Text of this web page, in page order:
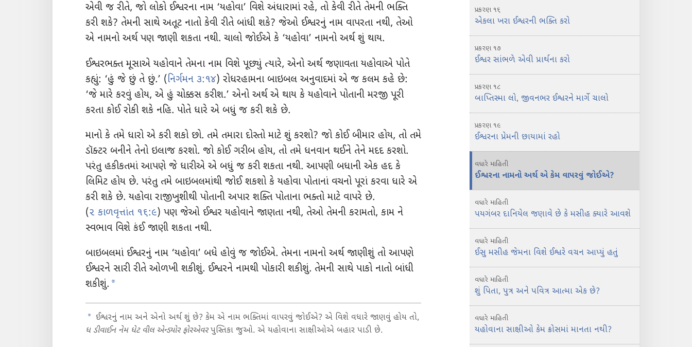
એવી જ રીતે, જો લોકો ઈશ્વરના નામ ‘યહોવા’ વિશે અંધારામાં રહે, તો કેવી રીતે તેમની ભક્તિ
કરી શકે? તેમની સાથે અતૂટ નાતો કેવી રીતે બાંધી શકે? જેઓ ઈશ્વરનું નામ વાપરતા નથી, તેઓ
એ નામનો અર્થ પણ જાણી શકતા નથી. ચાલો જોઈએ કે ‘યહોવા’ નામનો અર્થ શું થાય.
ઈશ્વરભક્ત મૂસાએ યહોવાને તેમના નામ વિશે પૂછ્યું ત્યારે, એનો અર્થ જણાવતા યહોવાએ પોતે
કહ્યું: ‘હું જે છું તે છું.’ (નિર્ગમન ૩:૧૪) રોધરહામના બાઇબલ અનુવાદમાં એ જ કલમ કહે છે:
‘જે મારે કરવું હોય, એ હું ચોક્કસ કરીશ.’ એનો અર્થ એ થાય કે યહોવાને પોતાની મરજી પૂરી
કરતા કોઈ રોકી શકે નહિ. પોતે ધારે એ બધું જ કરી શકે છે.
માનો કે તમે ધારો એ કરી શકો છો. તમે તમારા દોસ્તો માટે શું કરશો? જો કોઈ બીમાર હોય, તો તમે
ડૉક્ટર બનીને તેનો ઇલાજ કરશો. જો કોઈ ગરીબ હોય, તો તમે ધનવાન થઈને તેને મદદ કરશો.
પરંતુ હકીકતમાં આપણે જે ધારીએ એ બધું જ કરી શકતા નથી. આપણી બધાની એક હદ કે
લિમિટ હોય છે. પરંતુ તમે બાઇબલમાંથી જોઈ શકશો કે યહોવા પોતાનાં વચનો પૂરાં કરવા ધારે એ
કરી શકે છે. યહોવા રાજીખુશીથી પોતાની અપાર શક્તિ પોતાના ભક્તો માટે વાપરે છે.
(૨ કાળવૃત્તાંત ૧૬:૯) પણ જેઓ ઈશ્વર યહોવાને જાણતા નથી, તેઓ તેમની કરામતો, કામ ને
સ્વભાવ વિશે કંઈ જાણી શકતા નથી.
બાઇબલમાં ઈશ્વરનું નામ ‘યહોવા’ બધે હોવું જ જોઈએ. તેમના નામનો અર્થ જાણીશું તો આપણે
ઈશ્વરને સારી રીતે ઓળખી શકીશું. ઈશ્વરને નામથી પોકારી શકીશું. તેમની સાથે પાકો નાતો બાંધી
શકીશું. a
a ઈશ્વરનું નામ અને એનો અર્થ શું છે? કેમ એ નામ ભક્તિમાં વાપરવું જોઈએ? એ વિશે વધારે જાણવું હોય તો,
ધ ડીવાઈન નેમ ધેટ વીલ એન્ડ્યોર ફોરએવરપુસ્તિકા જુઓ. એ યહોવાના સાક્ષીઓએ બહાર પાડી છે.
પ્રકરણ ૧૬
એકલા ખરા ઈશ્વરની ભક્તિ કરો
પ્રકરણ ૧૭
ઈશ્વર સાંભળે એવી પ્રાર્થના કરો
પ્રકરણ ૧૮
બાપ્તિસ્મા લો, જીવનભર ઈશ્વરને માર્ગે ચાલો
પ્રકરણ ૧૯
ઈશ્વરના પ્રેમની છાયામાં રહો
વધારે માહિતી
ઈશ્વરના નામનો અર્થ એ કેમ વાપરવું જોઈએ?
વધારે માહિતી
પયગંબર દાનિયેલ જણાવે છે કે મસીહ ક્યારે આવશે
વધારે માહિતી
ઈસુ મસીહ જેમના વિશે ઈશ્વરે વચન આપ્યું હતું
વધારે માહિતી
શું પિતા, પુત્ર અને પવિત્ર આત્મા એક છે?
વધારે માહિતી
યહોવાના સાક્ષીઓ કેમ ક્રોસમાં માનતા નથી?